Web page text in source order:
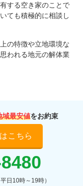
する空き家のことで
ても積極的に相談し
の特徴や立地環境な
われる地元の解体業
域最安値をお約束
こちら
日10時～19時）